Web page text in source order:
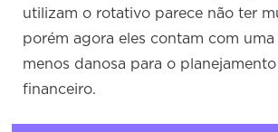
utilizam o rotativo parece não ter
porém agora eles contam com uma
menos danosa para o planejamento
financeiro.